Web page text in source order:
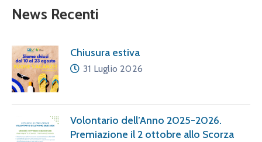
News Recenti
Chiusura estiva
31 Luglio 2026
Volontario dell’Anno 2025-2026.
Premiazione il 2 ottobre allo Scorza